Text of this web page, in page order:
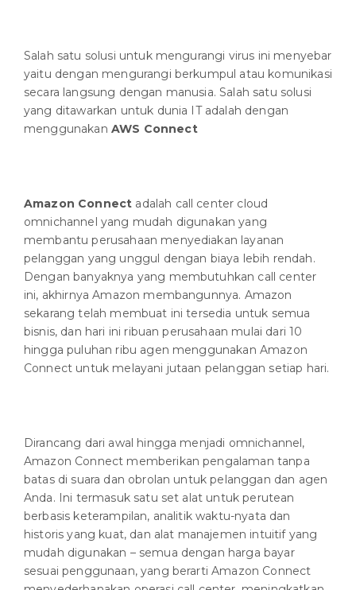
Salah satu solusi untuk mengurangi virus ini menyebar
yaitu dengan mengurangi berkumpul atau komunikasi
secara langsung dengan manusia. Salah satu solusi
yang ditawarkan untuk dunia IT adalah dengan
menggunakan AWS Connect
Amazon Connect adalah call center cloud
omnichannel yang mudah digunakan yang
membantu perusahaan menyediakan layanan
pelanggan yang unggul dengan biaya lebih rendah.
Dengan banyaknya yang membutuhkan call center
ini, akhirnya Amazon membangunnya. Amazon
sekarang telah membuat ini tersedia untuk semua
bisnis, dan hari ini ribuan perusahaan mulai dari 10
hingga puluhan ribu agen menggunakan Amazon
Connect untuk melayani jutaan pelanggan setiap hari.
Dirancang dari awal hingga menjadi omnichannel,
Amazon Connect memberikan pengalaman tanpa
batas di suara dan obrolan untuk pelanggan dan agen
Anda. Ini termasuk satu set alat untuk perutean
berbasis keterampilan, analitik waktu-nyata dan
historis yang kuat, dan alat manajemen intuitif yang
mudah digunakan – semua dengan harga bayar
sesuai penggunaan, yang berarti Amazon Connect